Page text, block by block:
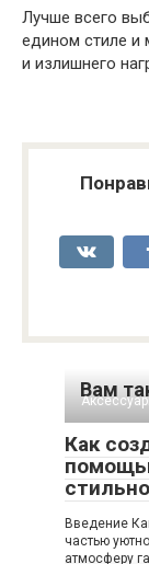
Лучше всего
едином стиле и
и излишнего
Вам
Как
Введение
частью
атмосферу